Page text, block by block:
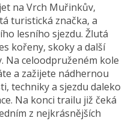
na Vrch Muřinkův,
turistická značka, a
lesního sjezdu. Žlutá
kořeny, skoky a další
Na celoodpruženém kole
a zažijete nádhernou
techniky a sjezdu daleko
Na konci trailu již čeká
z nejkrásnějších